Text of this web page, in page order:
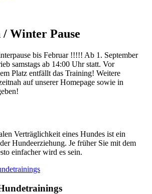
/ Winter Pause
bis Februar !!!!! Ab 1. September
samstags ab 14:00 Uhr statt. Vor
Platz entfällt das Training! Weitere
auf unserer Homepage sowie in
Verträglichkeit eines Hundes ist ein
Hundeerziehung. Je früher Sie mit dem
einfacher wird es sein.